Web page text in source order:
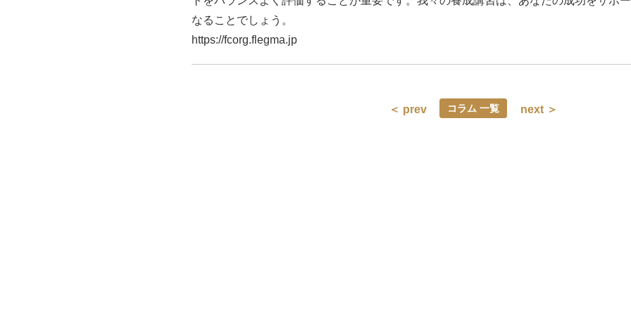
なることでしょう。
https://fcorg.flegma.jp
＜ prev コラム 一覧 next ＞